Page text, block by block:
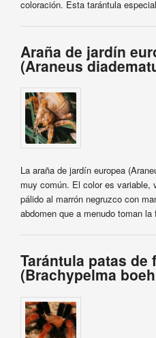
coloración. Esta tarántula
Araña de jardín
(Araneus
La araña de jardín europea
muy común. El color es variable,
pálido al marrón negruzco con
abdomen que a menudo toman la
Tarántula patas de
(Brachypelma